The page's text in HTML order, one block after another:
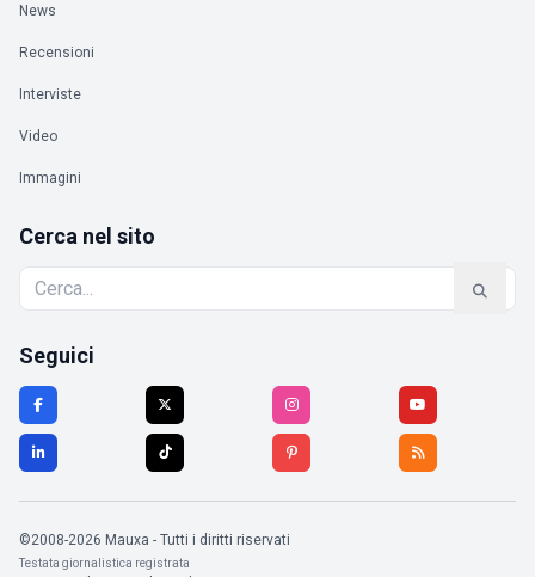
News
Recensioni
Interviste
Video
Immagini
Cerca nel sito
Seguici
©2008-2026 Mauxa - Tutti i diritti riservati
Testata giornalistica registrata